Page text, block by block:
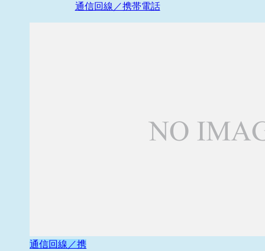
通信回線／携帯電話
通信回線／携